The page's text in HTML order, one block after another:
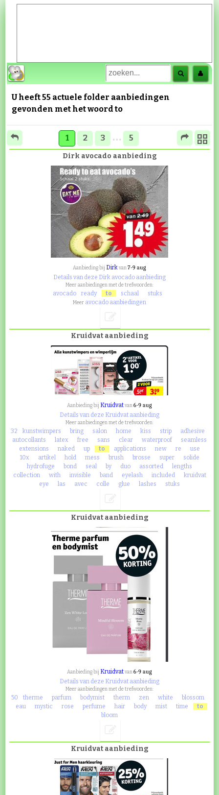
U heeft 55 actuele folder aanbiedingen
gevonden met het woordto
1 2 3 … 5
Dirk avocado aanbieding
Aanbieding bij Dirkvan7-9 aug
Details van deze Dirk avocado aanbieding
Meer aanbiedingen met de trefwoorden:
avocado ready to schaal stuks
Meer avocado aanbiedingen
Kruidvat aanbieding
Aanbieding bij Kruidvatvan6-9 aug
Details van deze Kruidvat aanbieding
Meer aanbiedingen met de trefwoorden:
32 kunstwimpers bring salon home kiss strip
adhesive
autocollants
latex free sans clear waterproof
seamless
extensions
naked up to applications new re
use
10x
artikel hold mess brush brosse super
solide
hydrofuge
bond seal by duo assorted
lengths
collection
with invisible band eyelash included
kruidvat
eye
las avec colle glue lashes stuks
Kruidvat aanbieding
Aanbieding bij Kruidvatvan6-9 aug
Details van deze Kruidvat aanbieding
Meer aanbiedingen met de trefwoorden:
50 therme parfum bodymist therm zen white
blossom
eau
mystic rose perfume hair body mist time
to
bloom
Kruidvat aanbieding